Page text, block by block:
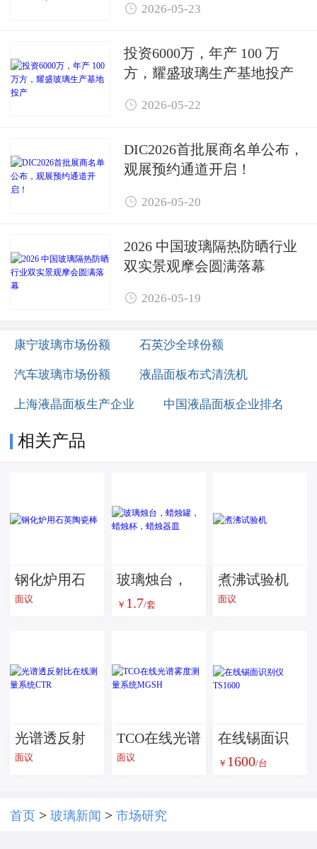
 2026-05-23
投资6000万，年产 100 万
方，耀盛玻璃生产基地投产
 2026-05-22
DIC2026首批展商名单公布，
观展预约通道开启！
 2026-05-20
2026 中国玻璃隔热防晒行业
双实景观摩会圆满落幕
 2026-05-19
康宁玻璃市场份额 石英沙全球份额
汽车玻璃市场份额 液晶面板布式清洗机
上海液晶面板生产企业 中国液晶面板企业排名
相关产品
钢化炉用石
英陶瓷棒
面议
玻璃烛台，
蜡烛罐，蜡
￥ 1.7/套
煮沸试验机
面议
光谱透反射
比在线测量
面议
TCO在线光谱
雾度测量系
面议
在线锡面识
别仪 TS1600
￥ 1600/台
首页 > 玻璃新闻 > 市场研究